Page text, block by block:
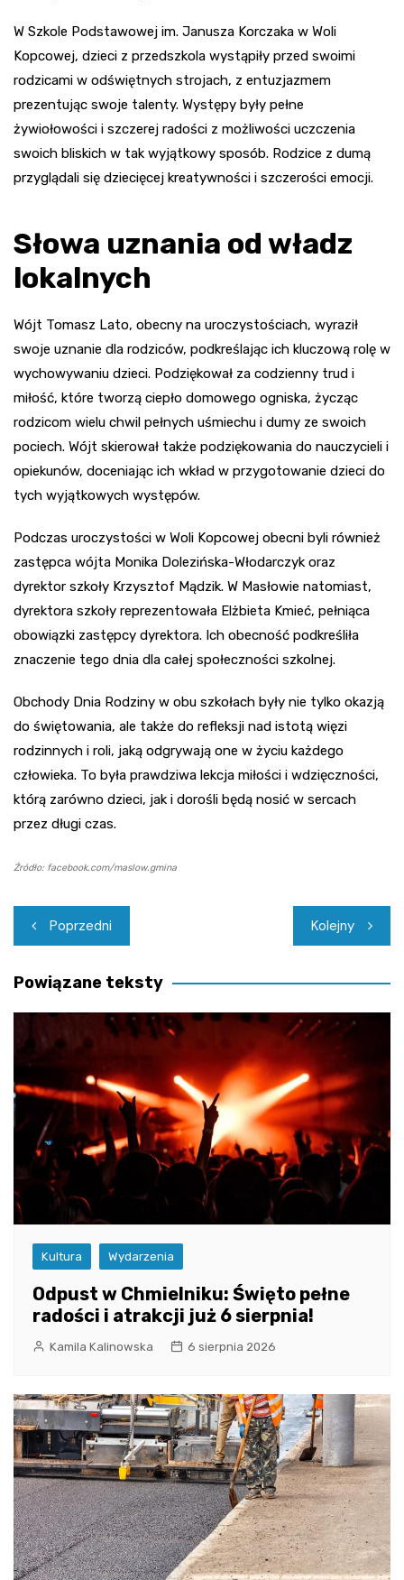
W Szkole Podstawowej im. Janusza Korczaka w Woli
Kopcowej, dzieci z przedszkola wystąpiły przed swoimi
rodzicami w odświętnych strojach, z entuzjazmem
prezentując swoje talenty. Występy były pełne
żywiołowości i szczerej radości z możliwości uczczenia
swoich bliskich w tak wyjątkowy sposób. Rodzice z dumą
przyglądali się dziecięcej kreatywności i szczerości emocji.
Słowa uznania od władz
lokalnych
Wójt Tomasz Lato, obecny na uroczystościach, wyraził
swoje uznanie dla rodziców, podkreślając ich kluczową rolę w
wychowywaniu dzieci. Podziękował za codzienny trud i
miłość, które tworzą ciepło domowego ogniska, życząc
rodzicom wielu chwil pełnych uśmiechu i dumy ze swoich
pociech. Wójt skierował także podziękowania do nauczycieli i
opiekunów, doceniając ich wkład w przygotowanie dzieci do
tych wyjątkowych występów.
Podczas uroczystości w Woli Kopcowej obecni byli również
zastępca wójta Monika Dolezińska-Włodarczyk oraz
dyrektor szkoły Krzysztof Mądzik. W Masłowie natomiast,
dyrektora szkoły reprezentowała Elżbieta Kmieć, pełniąca
obowiązki zastępcy dyrektora. Ich obecność podkreśliła
znaczenie tego dnia dla całej społeczności szkolnej.
Obchody Dnia Rodziny w obu szkołach były nie tylko okazją
do świętowania, ale także do refleksji nad istotą więzi
rodzinnych i roli, jaką odgrywają one w życiu każdego
człowieka. To była prawdziwa lekcja miłości i wdzięczności,
którą zarówno dzieci, jak i dorośli będą nosić w sercach
przez długi czas.
Źródło: facebook.com/maslow.gmina
Nawigacja
wpisu
Poprzedni Kolejny
Powiązane teksty
Kultura Wydarzenia
Odpust w Chmielniku: Święto pełne
radości i atrakcji już 6 sierpnia!
Kamila Kalinowska 6 sierpnia 2026